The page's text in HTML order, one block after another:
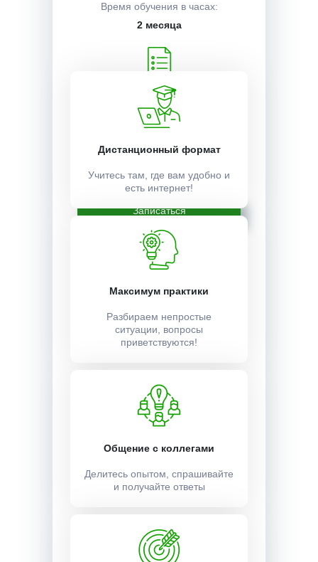
Время обучения в часах:
2 месяца
Учебный план:
Получить
Стоимость:
12000 ₽
Записаться
Условия поступления
Дистанционный формат
Учитесь там, где вам удобно и
есть интернет!
Максимум практики
Разбираем непростые
ситуации, вопросы
приветствуются!
Общение с коллегами
Делитесь опытом, спрашивайте
и получайте ответы